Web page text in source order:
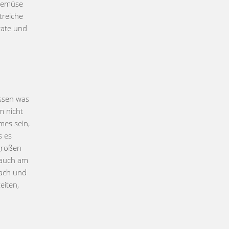
und
was
nicht
sein,
es
am
und